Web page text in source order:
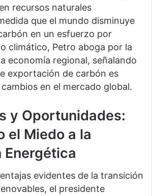
recursos naturales
que el mundo disminuye
en un esfuerzo por
climático, Petro aboga por la
economía regional, señalando
exportación de carbón es
en el mercado global.
y Oportunidades:
el Miedo a la
Energética
evidentes de la transición
el presidente